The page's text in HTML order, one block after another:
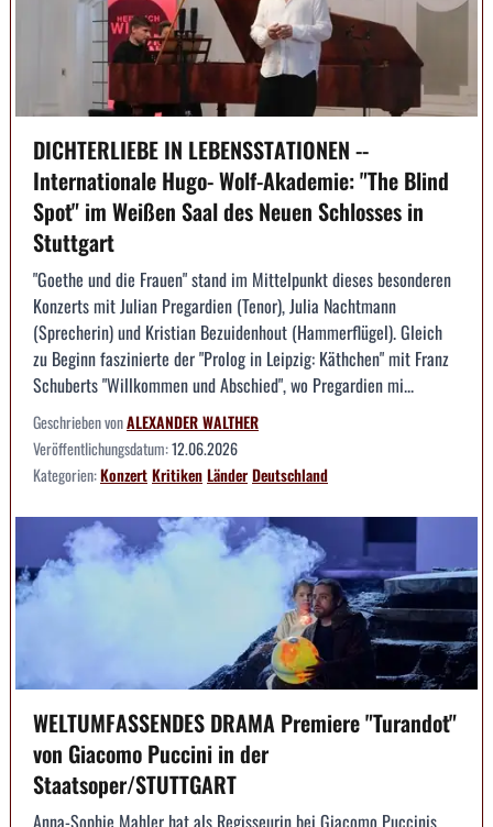
DICHTERLIEBE IN LEBENSSTATIONEN --
Internationale Hugo- Wolf-Akademie: "The Blind
Spot" im Weißen Saal des Neuen Schlosses in
Stuttgart
"Goethe und die Frauen" stand im Mittelpunkt dieses besonderen
Konzerts mit Julian Pregardien (Tenor), Julia Nachtmann
(Sprecherin) und Kristian Bezuidenhout (Hammerflügel). Gleich
zu Beginn faszinierte der "Prolog in Leipzig: Käthchen" mit Franz
Schuberts "Willkommen und Abschied", wo Pregardien mi...
Geschrieben vonALEXANDER WALTHER
Veröffentlichungsdatum:12.06.2026
Kategorien:KonzertKritikenLänderDeutschland
WELTUMFASSENDES DRAMA Premiere "Turandot"
von Giacomo Puccini in der
Staatsoper/STUTTGART
Anna-Sophie Mahler hat als Regisseurin bei Giacomo Puccinis